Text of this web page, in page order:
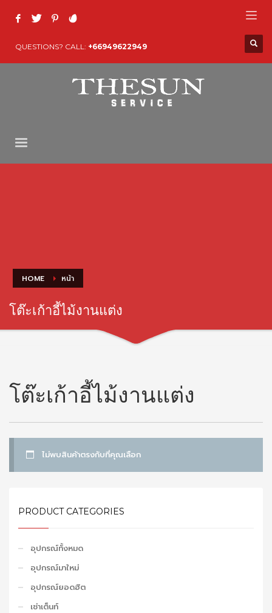
QUESTIONS? CALL: +66949622949
HOME หน้า
โต๊ะเก้าอี้ไม้งานแต่ง
โต๊ะเก้าอี้ไม้งานแต่ง
ไม่พบสินค้าตรงกับที่คุณเลือก
PRODUCT CATEGORIES
อุปกรณ์ทั้งหมด
อุปกรณ์มาใหม่
อุปกรณ์ยอดฮิต
เช่าเต็นท์